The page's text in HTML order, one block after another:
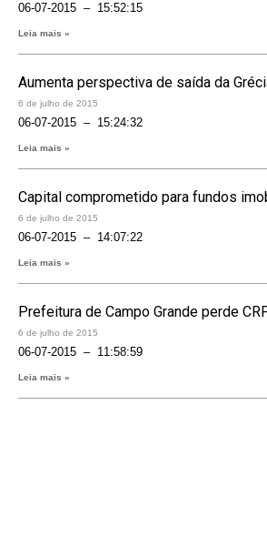
06-07-2015 – 15:52:15
Leia mais »
Aumenta perspectiva de saída da
6 de julho de 2015
06-07-2015 – 15:24:32
Leia mais »
Capital comprometido para fundos
6 de julho de 2015
06-07-2015 – 14:07:22
Leia mais »
Prefeitura de Campo Grande perde
6 de julho de 2015
06-07-2015 – 11:58:59
Leia mais »